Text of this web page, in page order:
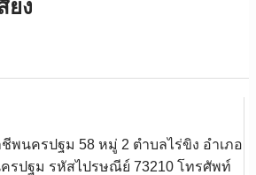
ยง
พนครปฐม 58 หมู่ 2 ตำบลไร่ขิง อำเภอ
รปฐม รหัสไปรษณีย์ 73210 โทรศัพท์